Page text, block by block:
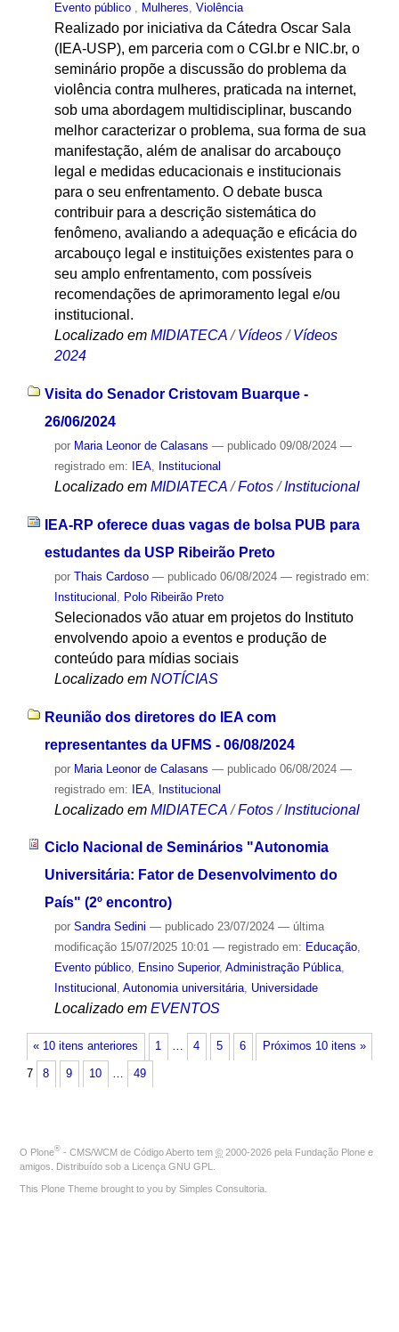
Evento público , Mulheres, Violência
Realizado por iniciativa da Cátedra Oscar Sala
(IEA-USP), em parceria com o CGI.br e NIC.br, o
seminário propõe a discussão do problema da
violência contra mulheres, praticada na internet,
sob uma abordagem multidisciplinar, buscando
melhor caracterizar o problema, sua forma de sua
manifestação, além de analisar do arcabouço
legal e medidas educacionais e institucionais
para o seu enfrentamento. O debate busca
contribuir para a descrição sistemática do
fenômeno, avaliando a adequação e eficácia do
arcabouço legal e instituições existentes para o
seu amplo enfrentamento, com possíveis
recomendações de aprimoramento legal e/ou
institucional.
Localizado em MIDIATECA / Vídeos / Vídeos
2024
Visita do Senador Cristovam Buarque -
26/06/2024
por Maria Leonor de Calasans — publicado09/08/2024 —
registrado em:
IEA, Institucional
Localizado em MIDIATECA /Fotos /Institucional
IEA-RP oferece duas vagas de bolsa PUB para
estudantes da USP Ribeirão Preto
por Thais Cardoso — publicado06/08/2024 — registrado em:
Institucional
Polo Ribeirão Preto
Selecionados vão atuar em projetos do Instituto
envolvendo apoio a eventos e produção de
conteúdo para mídias sociais
Localizado em NOTÍCIAS
Reunião dos diretores do IEA com
representantes da UFMS - 06/08/2024
por Maria Leonor de Calasans — publicado06/08/2024 —
registrado em: IEA, Institucional
Localizado em MIDIATECA /Fotos /Institucional
Ciclo Nacional de Seminários "Autonomia
Universitária: Fator de Desenvolvimento do
País" (2º encontro)
por Sandra Sedini — publicado23/07/2024 — última
modificação15/07/2025 10:01 — registrado em: Educação,
Evento público, Ensino Superior, Administração Pública,
Institucional , Autonomia universitária, Universidade
Localizado em EVENTOS
« 10 itens anteriores Próximos 10 itens »
1 … 4 5 6
7 8 9 10 … 49
O Plone® - CMS/WCM de Código Aberto tem © 2000-2026 pela Fundação Plone e
amigos. Distribuído sob a Licença GNU GPL
This Plone Theme brought to you by Simples Consultoria